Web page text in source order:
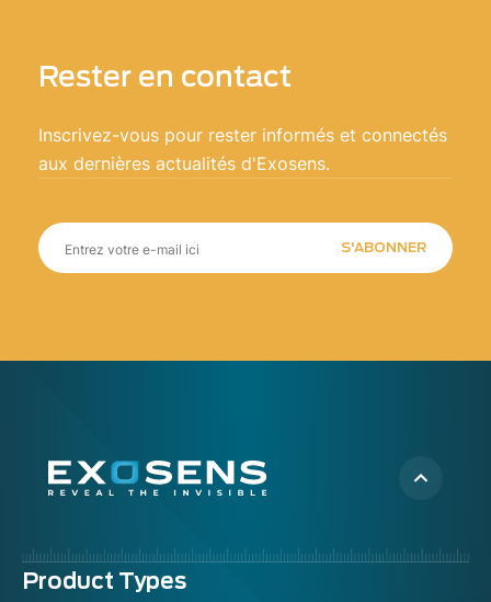
Rester en contact
Inscrivez-vous pour rester informés et connectés
aux dernières actualités d'Exosens.
S'ABONNER
Menu
Product Types